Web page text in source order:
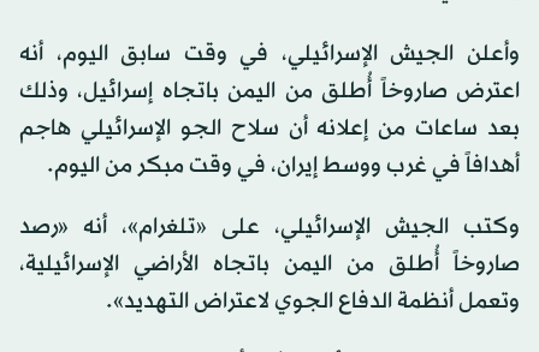
وأعلن الجيش الإسرائيلي، في وقت سابق اليوم، أنه
اعترض صاروخاً أُطلق من اليمن باتجاه إسرائيل، وذلك
بعد ساعات من إعلانه أن سلاح الجو الإسرائيلي هاجم
أهدافاً في غرب ووسط إيران، في وقت مبكر من اليوم.
وكتب الجيش الإسرائيلي، على «تلغرام»، أنه «رصد
صاروخاً أُطلق من اليمن باتجاه الأراضي الإسرائيلية،
وتعمل أنظمة الدفاع الجوي لاعتراض التهديد».